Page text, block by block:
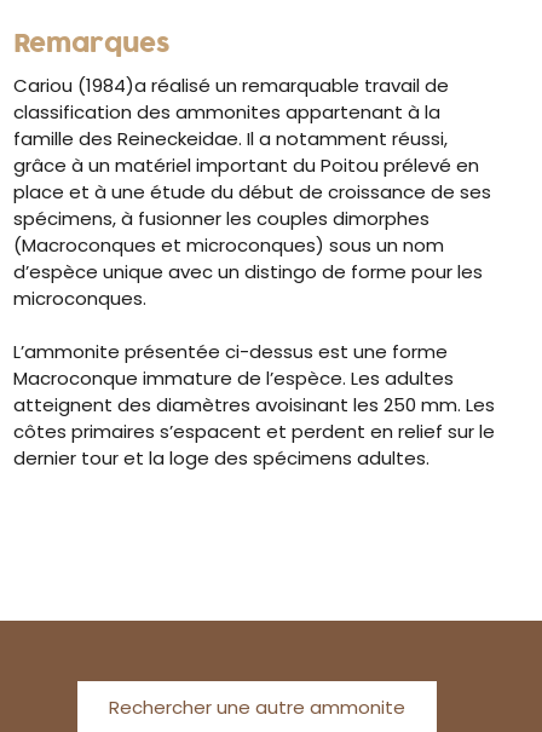
Remarques
Cariou (1984)a réalisé un remarquable travail de
classification des ammonites appartenant à la
famille des Reineckeidae. Il a notamment réussi,
grâce à un matériel important du Poitou prélevé en
place et à une étude du début de croissance de ses
spécimens, à fusionner les couples dimorphes
(Macroconques et microconques) sous un nom
d’espèce unique avec un distingo de forme pour les
microconques.
L’ammonite présentée ci-dessus est une forme
Macroconque immature de l’espèce. Les adultes
atteignent des diamètres avoisinant les 250 mm. Les
côtes primaires s’espacent et perdent en relief sur le
dernier tour et la loge des spécimens adultes.
Rechercher une autre ammonite